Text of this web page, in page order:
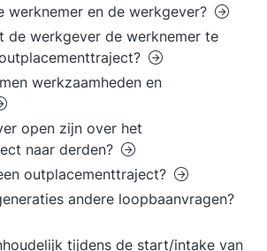
werknemer en de werkgever?
de werkgever de werknemer te
werkzaamheden en
open zijn over het
naar derden?
outplacementtraject?
andere loopbaanvragen?
tijdens de start/intake van